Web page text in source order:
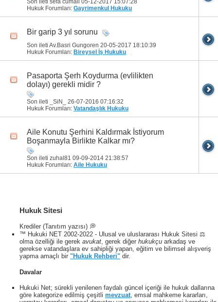
Hukuk Forumları: Gayrimenkul Hukuku
Bir garip 3 yıl sorunu
Son ileti Av.Basri Gungoren 20-05-2017 18:10:39
Hukuk Forumları: Bireysel İş Hukuku
Pasaporta Şerh Koydurma (evlilikten
dolayı) gerekli midir ?
Son ileti _SiN_ 26-07-2016 07:16:32
Hukuk Forumları: Vatandaşlık Hukuku
Aile Konutu Şerhini Kaldırmak İstiyorum
Boşanmayla Birlikte Kalkar mı?
Son ileti zuhal81 09-09-2014 21:38:57
Hukuk Forumları: Aile Hukuku
Hukuk Sitesi
Krediler (Tanıtım yazısı) 💭
™ Hukuki NET 2002-2022 - Ulusal ve uluslararası Hukuk Sitesi ⚖️
olma özelliği ile gerek avukat, gerek diğer hukukçu arkadaş ve
gerekse vatandaşlara ev sahipliği yapan, eğitim ve bilimsel alışveriş
yapma amaçlı bir "Hukuk Rehberi" dir.
Davalar
Hukuki Net; sürekli yenilenen faydalı güncel içeriği ile hukuk dallarına
göre kategorize edilmiş çeşitli mevzuat , emsal mahkeme kararları,